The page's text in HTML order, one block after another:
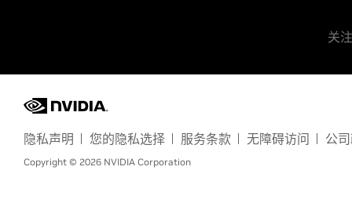
关
隐私声明 您的隐私选择 服务条款 无障碍访问 公
Copyright © 2026 NVIDIA Corporation